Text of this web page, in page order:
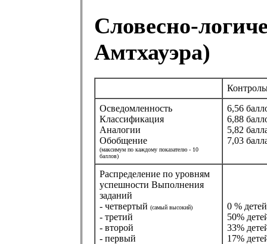
Словесно-
Амтхауэра)
Осведомленность
Классификация
Аналогии
Обобщение
(максимум по каждому показателю - 10
баллов)
6,56
6,88
5,82
7,03
Распределение по уровням
успешности Выполнения
заданий
- четвертый (самый высокий)
- третий
- второй
- первый
0 % детей
50%
33%
17%